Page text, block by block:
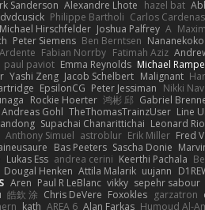
Sanderson Alexandre Lhote hazel bat
dvdcusick Philippe Bartholi Carlos
Michael Hirschfelder Joshua Palfrey A
Peter Siemens Ben Berntsen Nananekoko
Fabian Norrby Fatimah Aziz
paul paviot Emma Reynolds Michael Rampe
Yashi Zeng Jacob Schelbert Malignant
EpsilonCG Peter Jessiman Nikki
Rockie Hoerter 鸿彬 邱 Gabriel
Andreas Gohl TheThomasTrainzUser Line
Supachai Chanarittichai Leonard Rio
Anthony Simuel astroblur Erik Miller Fred
Bas Peeters Sascha Donie
Lukas Ess andrea cerini Keerthi Pachala
Dougal Henken Attila Malarik uujann
Aren Paul R LeBlanc vikky sepehr sabour
皓欽 涂 Chris DeVere Foxokles garzatron
kath AREA 6 Alan Farkas Humoud Al-